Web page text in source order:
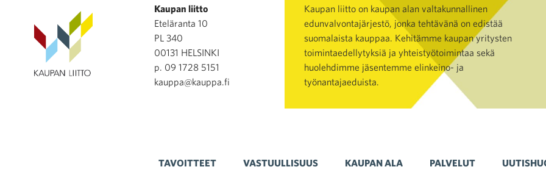
Kaupan liitto
Eteläranta 10
PL 340
00131 HELSINKI
p. 09 1728 5151
kauppa@kauppa.fi
Kaupan liitto on kaupan alan valtakunnallinen
edunvalvontajärjestö, jonka tehtävänä on edistää
suomalaista kauppaa. Kehitämme kaupan yritysten
toimintaedellytyksiä ja yhteistyötoimintaa sekä
huolehdimme jäsentemme elinkeino- ja
työnantajaeduista.
TAVOITTEET VASTUULLISUUS KAUPAN ALA PALVELUT